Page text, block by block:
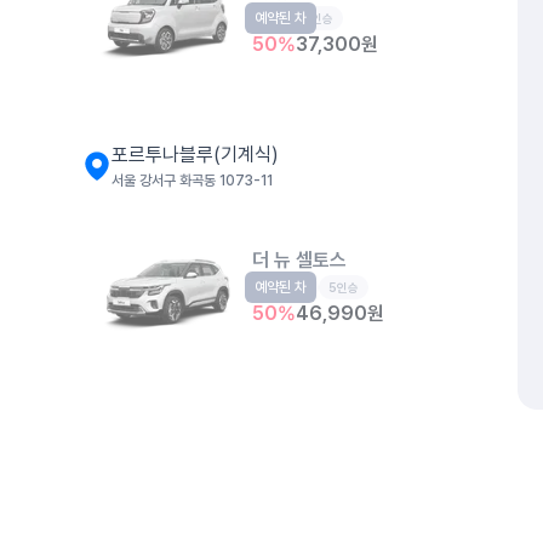
경형 5인승
50%37,300원
예약된 차
포르투나블루(기계식)
서울 강서구 화곡동 1073-11
더 뉴 셀토스
소형SUV 5인승
50%46,990원
예약된 차